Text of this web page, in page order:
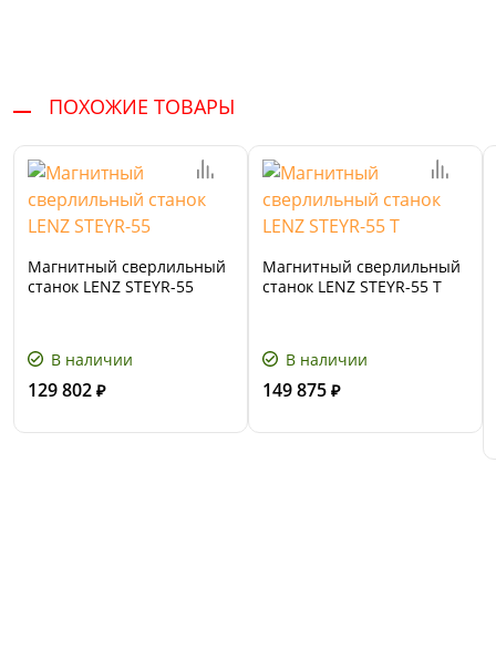
ПОХОЖИЕ ТОВАРЫ
Магнитный сверлильный
станок LENZ STEYR-55
В наличии
129 802 ₽
Магнитный сверлильный
станок LENZ STEYR-55 T
В наличии
149 875 ₽